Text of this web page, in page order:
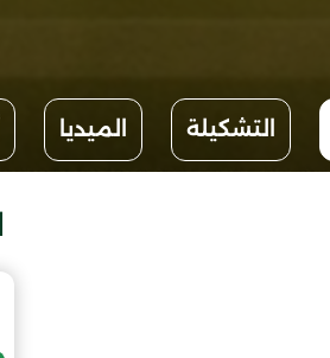
التشكيلة الميديا